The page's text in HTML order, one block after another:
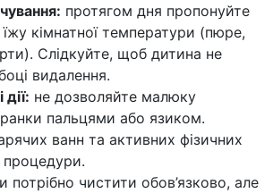
протягом дня пропонуйте
кімнатної температури (пюре,
Слідкуйте, щоб дитина не
видалення.
не дозволяйте малюку
пальцями або язиком.
ванн та активних фізичних
процедури.
потрібно чистити обов’язково, але